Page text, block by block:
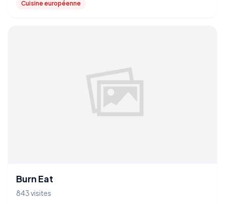
Cuisine européenne
Burn Eat
843 visites